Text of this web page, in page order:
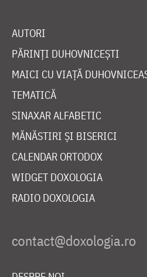
AUTORI
PĂRINȚI DUHOVNICEȘTI
MAICI CU VIAȚĂ
TEMATICĂ
SINAXAR ALFABETIC
MĂNĂSTIRI ȘI BISERICI
CALENDAR ORTODOX
WIDGET DOXOLOGIA
RADIO DOXOLOGIA